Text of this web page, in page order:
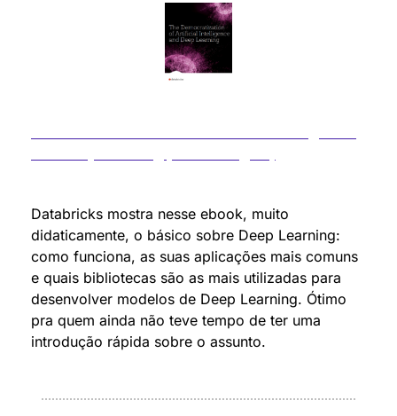
Databricks mostra nesse ebook, muito
didaticamente, o básico sobre Deep Learning:
como funciona, as suas aplicações mais comuns
e quais bibliotecas são as mais utilizadas para
desenvolver modelos de Deep Learning. Ótimo
pra quem ainda não teve tempo de ter uma
introdução rápida sobre o assunto.